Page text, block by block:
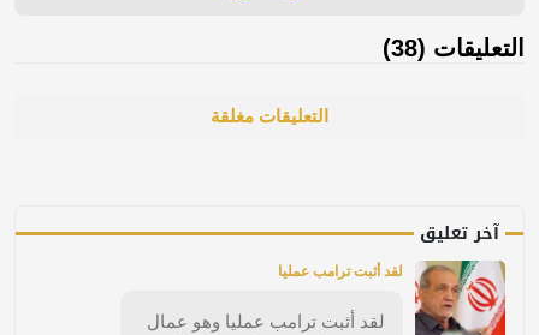
التعليقات (38)
التعليقات مغلقة
آخر تعليق
لقد أثبت ترامب عمليا
لقد أثبت ترامب عمليا وهو عمال